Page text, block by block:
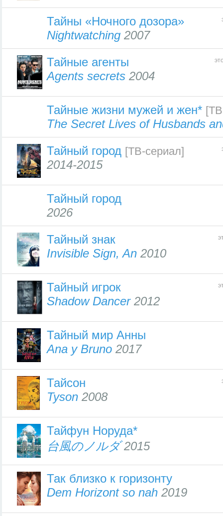
Тайны «Ночного дозора»
Nightwatching 2007
Тайные агенты
Agents secrets 2004
Тайные жизни мужей и жен*
The Secret Lives of Husbands
Тайный город [ТВ-сериал]
2014-2015
Тайный город
2026
Тайный знак
Invisible Sign, An 2010
Тайный игрок
Shadow Dancer2012
Тайный мир Анны
Ana y Bruno 2017
Тайсон
Tyson 2008
Тайфун Норуда*
台風のノルダ2015
Так близко к горизонту
Dem Horizont so nah 2019